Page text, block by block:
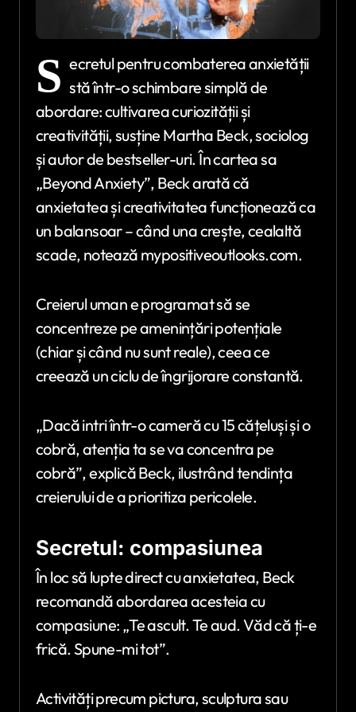
S ecretul pentru combaterea anxietății
stă într-o schimbare simplă de
abordare: cultivarea curiozității și
creativității, susține Martha Beck, sociolog
și autor de bestseller-uri. În cartea sa
„Beyond Anxiety”, Beck arată că
anxietatea și creativitatea funcționează ca
un balansoar – când una crește, cealaltă
scade, notează mypositiveoutlooks.com.
Creierul uman e programat să se
concentreze pe amenințări potențiale
(chiar și când nu sunt reale), ceea ce
creează un ciclu de îngrijorare constantă.
„Dacă intri într-o cameră cu 15 cățeluși și o
cobră, atenția ta se va concentra pe
cobră”, explică Beck, ilustrând tendința
creierului de a prioritiza pericolele.
Secretul: compasiunea
În loc să lupte direct cu anxietatea, Beck
recomandă abordarea acesteia cu
compasiune: „Te ascult. Te aud. Văd că ți-e
frică. Spune-mi tot”.
Activități precum pictura, sculptura sau